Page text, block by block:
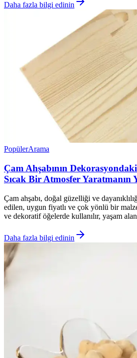
Daha fazla bilgi edinin
PopülerArama
Çam Ahşabının
Sıcak Bir Atmosfer Yaratmanın
Çam ahşabı, doğal güzelliği ve
edilen, uygun fiyatlı ve çok yönlü bir
ve dekoratif öğelerde kullanılır, yaşam
Daha fazla bilgi edinin